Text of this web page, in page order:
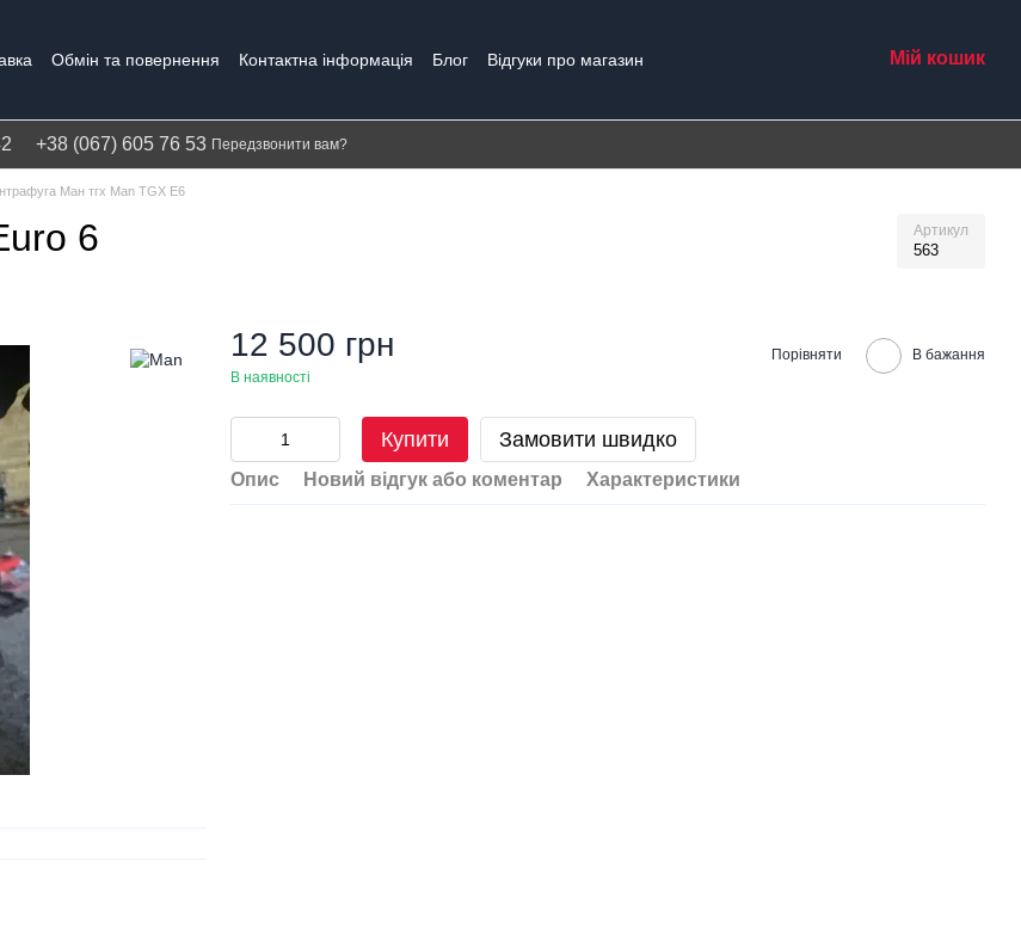
Обмін та повернення Контактна інформація Блог
Відгуки про магазин
Мій кошик
+38 (067) 605 76 53 Передзвонити вам?
Ман тгх Man TGX E6
6 Артикул
563
12 500 грн
В наявності
Порівняти В бажання
Купити Замовити швидко
Опис Новий відгук або коментар Характеристики